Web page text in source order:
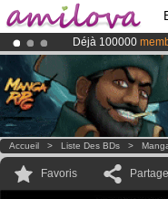
Déjà 100000
Abonnement
LeKickstarter
Accueil > Liste Des BDs >
Favoris